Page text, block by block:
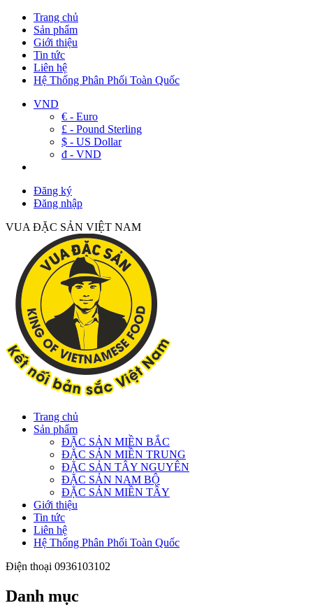
Trang chủ
Sản phẩm
Giới thiệu
Tin tức
Liên hệ
Hệ Thống Phân Phối Toàn Quốc
VND
€ - Euro
£ - Pound Sterling
$ - US Dollar
đ - VND
Đăng ký
Đăng nhập
VUA ĐẶC SẢN VIỆT NAM
Trang chủ
Sản phẩm
ĐẶC SẢN MIỀN BẮC
ĐẶC SẢN MIỀN TRUNG
ĐẶC SẢN TÂY NGUYÊN
ĐẶC SẢN NAM BỘ
ĐẶC SẢN MIỀN TÂY
Giới thiệu
Tin tức
Liên hệ
Hệ Thống Phân Phối Toàn Quốc
Điện thoại 0936103102
Danh mục